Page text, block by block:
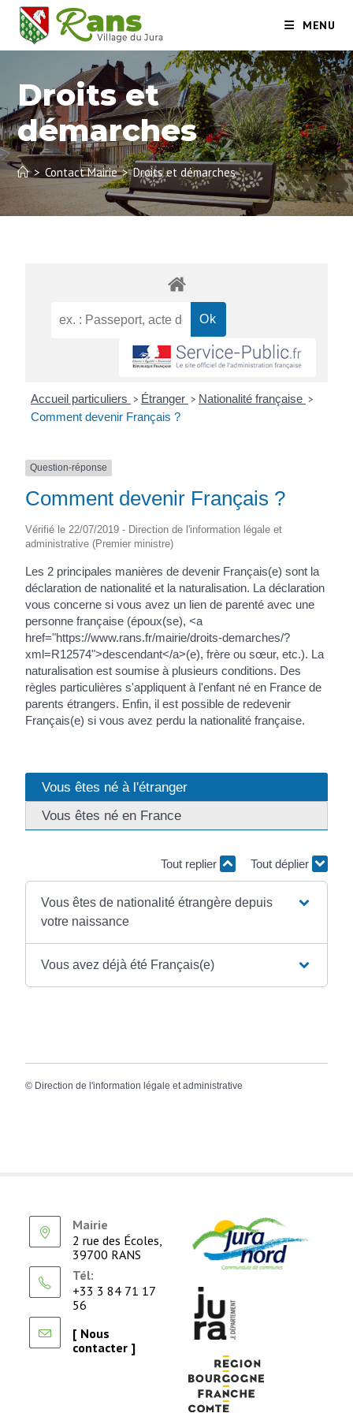
MENU
Droits et
démarches
> Contact Mairie > Droits et démarches
Accueil particuliers > Étranger > Nationalité française >
Comment devenir Français ?
Question-réponse
Comment devenir Français ?
Vérifié le 22/07/2019 - Direction de l'information légale et
administrative (Premier ministre)
Les 2 principales manières de devenir Français(e) sont la
déclaration de nationalité et la naturalisation. La déclaration
vous concerne si vous avez un lien de parenté avec une
personne française (époux(se), <a
href="https://www.rans.fr/mairie/droits-demarches/?
xml=R12574">descendant</a>(e), frère ou sœur, etc.). La
naturalisation est soumise à plusieurs conditions. Des
règles particulières s'appliquent à l'enfant né en France de
parents étrangers. Enfin, il est possible de redevenir
Français(e) si vous avez perdu la nationalité française.
Vous êtes né à l'étranger
Vous êtes né en France
Tout replier Tout déplier
Vous êtes de nationalité étrangère depuis
votre naissance
Vous avez déjà été Français(e)
© Direction de l'information légale et administrative
Mairie
2 rue des Écoles,
39700 RANS
Tél:
+33 3 84 71 17
56
[ Nous
contacter ]